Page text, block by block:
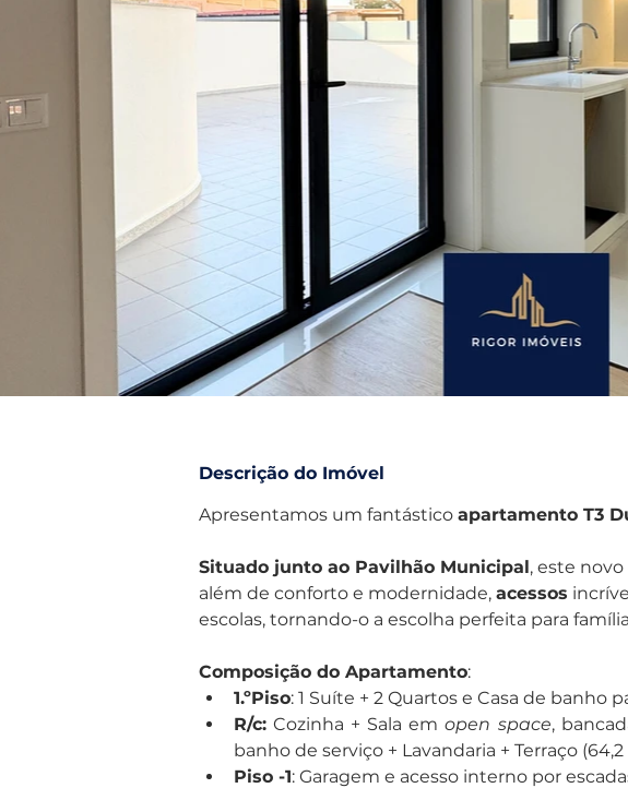
Descrição do Imóvel
Apresentamos um fantástico apartamento T3
Situado junto ao Pavilhão Municipal, este
além de conforto e modernidade, acessos
escolas, tornando-o a escolha perfeita para
Composição do Apartamento:
1.ºPiso: 1 Suíte + 2 Quartos e Casa de banho
R/c: Cozinha + Sala em open space,
banho de serviço + Lavandaria + Terraço (64,2
Piso -1: Garagem e acesso interno por